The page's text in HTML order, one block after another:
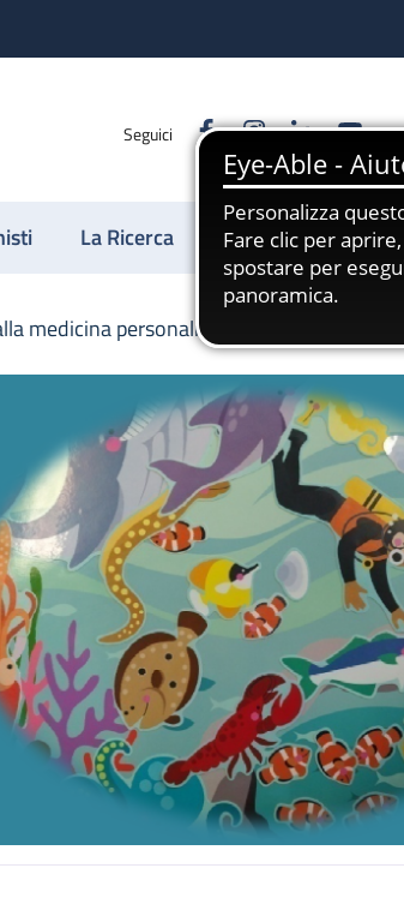
Seguici FacebookInstagram
Linkedin
La Ricerca Sostienici
medicina personalizzata